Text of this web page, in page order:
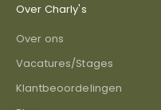
Over Charly's
Over ons
Vacatures/Stages
Klantbeoordelingen